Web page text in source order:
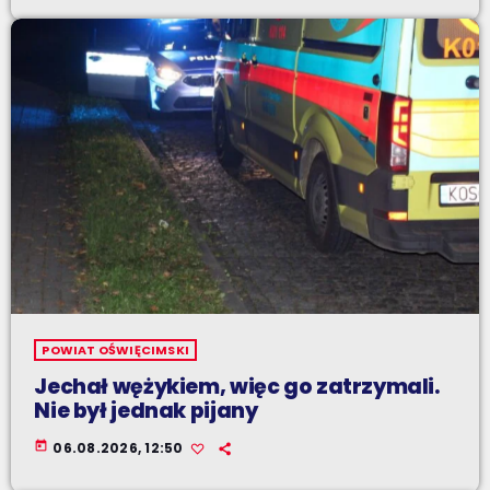
POWIAT OŚWIĘCIMSKI
Jechał wężykiem, więc go zatrzymali.
Nie był jednak pijany
today 06.08.2026, 12:50